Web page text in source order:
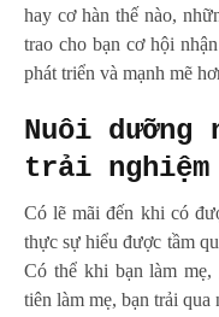
hay cơ hàn thế nào,
trao cho bạn cơ hội
phát triển và mạnh mẽ
Nuôi
trải
Có lẽ mãi đến khi có
thực sự hiểu được tầm
Có thể khi bạn làm
tiên làm mẹ, bạn trải